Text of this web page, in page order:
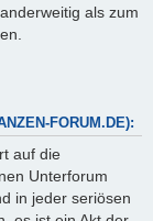
als zum
FORUM.DE):
auf die
Unterforum
in jeder seriösen